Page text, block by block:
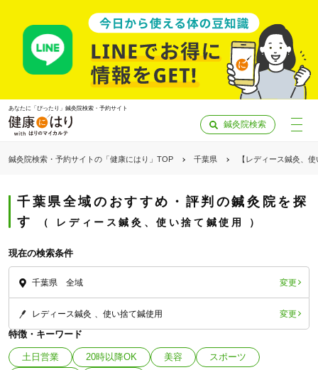
あなたに「ぴったり」鍼灸院検索・予約サイト
鍼灸院検索
鍼灸院検索・予約サイトの「健康にはり」TOP 千葉県 【レディース鍼灸、
千葉県全域のおすすめ・評判の鍼灸院を探
す
レディース鍼灸、使い捨て鍼使用
現在の検索条件
千葉県 全域 変更
レディース鍼灸 使い捨て鍼使用 変更
特徴・キーワード
土日営業 20時以降OK 美容
スポーツ
「健康にはりを見た」